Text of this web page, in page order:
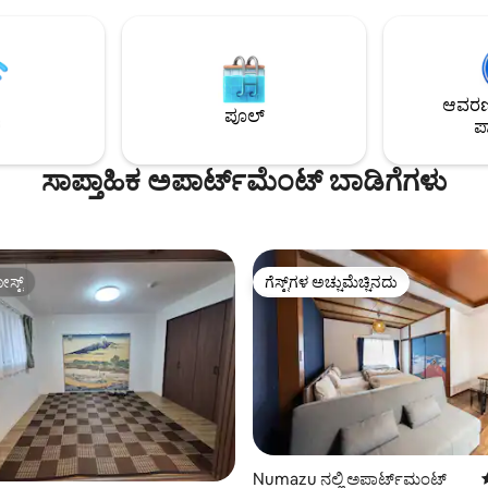
ಮತ್ತು ನಗರದ ನಡುವಿನ ಗಡಿಯನ್ನು
ಸ್ಥಳವಾಗಿದೆ —— ಸಮುದ್ರ
ಹೊಂದಿರುವ ಶಾಂತ,
ರೂಮ್, ಸಂಪೂರ್ಣ ಸುಸಜ್ಜಿತ
ಮೈಕ್ರೋವೇವ್, ಅಡುಗೆ
ಮೂಲಭೂತ ಪಾತ್ರೆಗಳು),
20, 7/26, 8/5, 8/9, 8/18 ಮತ್ತು
ನಡೆಯಲಿದೆ) ಅಟಾಮಿ ಬೇಯಲ್ಲಿರುವ
1 ನಿಮಿಷದ ದೂರದಲ್ಲಿದೆ.ನೀವು
ಕಾಲ್ನಡಿಗೆಯಲ್ಲಿ ವಾಟರ್ ಪಾರ್ಕ್
ಅನ್ನು ತಲುಪಬಹುದು.ಮುಗಿಸಿದ
ಜನಸಂದಣಿಯ ಹೊರತಾಗಿಯೂ,
ನಿಮ್ಮ ರೂಮ್‌ಗೆ ಹಿಂತಿರುಗಬಹುದು.
ಬಿಸಿನೀರಿನ ಬುಗ್ಗೆಗಳಿಗೆ ಪ್ರಸಿದ್ಧವಾದ
ಅಟಾಮಿ"ಗೆ 5 ನಿಮಿಷಗಳ ನಡಿಗೆ.3
ಸೂಪರ್‌ಮಾರ್ಕೆಟ್ ಮತ್ತು
ಇದೆ. * ಪಾರ್ಟಿಗಳನ್ನು
ಇದು ಅನುಕೂಲಕರವಾಗಿದೆ. ಈ ಕಟ್ಟಡವು ಶೋವಾ
ಯುಗದಲ್ಲಿ ನಿರ್ಮಿಸಲಾದ ರೆಟ್ರೊ
ಆಗಿದೆ, ಆದರೆ ಅಡುಗೆಮನೆ, ಶವರ್ ಮತ್ತು
ಶೌಚಾಲಯವನ್ನು ನವೀಕರಿಸಲಾಗಿದೆ.ಇದು
ಹವಾನಿಯಂತ್ರಣವನ್ನು (ತಾಪನ ಮತ್ತು
ಸಹ ಹೊಂದಿದೆ, ಆದ್ದರಿಂದ ನೀವು
ವಾಸ್ತವ್ಯವನ್ನು ಹೊಂದಬಹುದು. ನಿಮ್ಮ ರೂಮ್ ಮೇಲಿನ
ಉದ್ಯಾನದಲ್ಲಿ ಒಂದು ಬೆಂಚ್ ಕೂಡ
ಬೆಳಗಿನ ಕಾಫಿಗಾಗಿ ಅಥವಾ ಸಂಜೆಯ
ಇದನ್ನು ಬಳಸಿ. ◆ ಈ ಕೆಳಗಿನ ವಿಧದ ಜನರಿಗೆ ಶಿಫಾರಸು
ಮಾಡಲಾಗಿದೆ ◆ "ಸ್ಥಳೀಯ ಜಪಾನೀಸ್
ದೈನಂದಿನ ಜೀವನವನ್ನು ಅನುಭವಿಸಲು
ಬಯಸುವವರಿಗೆ" ◇ ಉಚಿತ ಖಾಸಗಿ ಪಾರ್ಕಿಂಗ್ ಲಭ್ಯ
◇ ಗೆಸ್ಟ್‌ಹೌಸ್‌ನಿಂದ ಕಾಲ್ನಡಿಗೆ 2
[ಚಟುವಟಿಕೆಗಳು] ・ಮೀನುಗಾರಿಕೆ
(ಕಲ್ಲಿನ ಕರಾವಳಿ) ・ ಡೈವ್ ಸ್ಪಾಟ್ ·
ಪ್ಲೇ (ಕೊಟೊಗಹಾಮಾ) · ಟ್ರೆಕ್ಕಿಂಗ್
ಮೀನುಗಾರಿಕೆ ಬಂದರಿಗೆ 3 ನಿಮಿಷಗಳ
ಪೂಲ್
ಸಾಪ್ತಾಹಿಕ ಅಪಾರ್ಟ್‌ಮೆಂಟ್ ಬಾಡಿಗೆಗಳು
101 ವಿಮರ್ಶೆಗಳು
ಗೆಸ್ಟ್‌ಗಳ ಅಚ್ಚುಮೆಚ್ಚಿನದು
ಗೆಸ್ಟ್‌ಗಳ ಅಚ್ಚುಮೆಚ್ಚಿನದು
Numazu ನಲ್ಲಿ ಅಪಾರ್ಟ್‌ಮಂಟ್